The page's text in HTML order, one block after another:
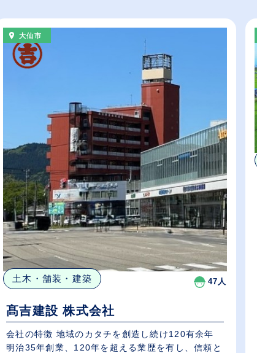
大仙市
土木・舗装・建築 47人
髙吉建設 株式会社
会社の特徴 地域のカタチを創造し続け120有余年
明治35年創業、120年を超える業歴を有し、信頼と